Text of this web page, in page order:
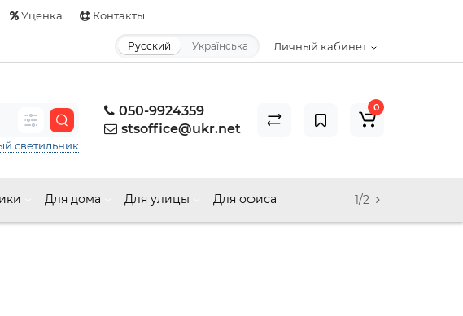
Уценка Контакты
Личный кабинет
Русский Українська
050-9924359
stsoffice@ukr.net
светильник
0
Для дома Для улицы Для офиса 1/2